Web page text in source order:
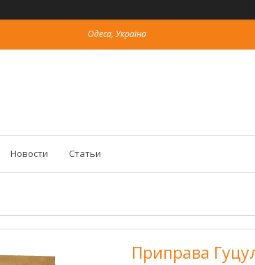
Одеса, Україна
Новости Статьи
Приправа